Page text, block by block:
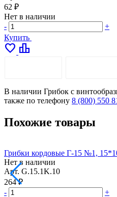
62 ₽
Нет в наличии
-
+
Купить
favorite leaderboard
В наличии Грибок с
также по телефону 8 (800) 550
Похожие товары
Грибки кордовые Г-15 №1,
Нет в наличии
Арт. G.15.1K.10
264 ₽
-
+